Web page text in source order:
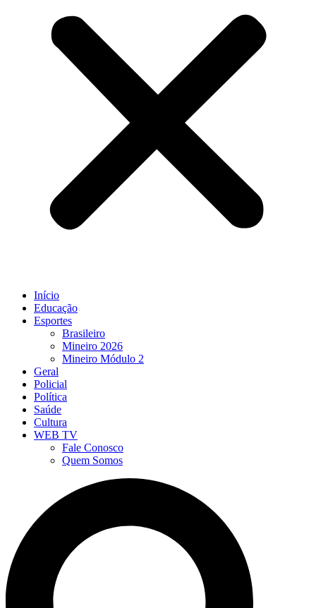
Início
Educação
Esportes
Brasileiro
Mineiro 2026
Mineiro Módulo 2
Geral
Policial
Política
Saúde
Cultura
WEB TV
Fale Conosco
Quem Somos